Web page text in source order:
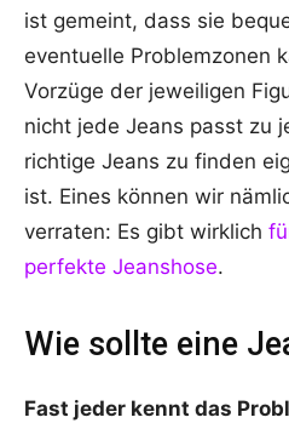
ist gemeint, dass sie
eventuelle Problemzonen
Vorzüge der jeweiligen
nicht jede Jeans passt zu
richtige Jeans zu finden
ist. Eines können wir
verraten: Es gibt wirklich
perfekte Jeanshose.
Wie sollte eine
Fast jeder kennt das